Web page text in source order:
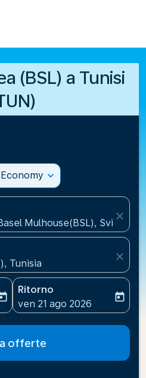
(BSL) a Tunisi
expand_more
Mulhouse(BSL), Svizzera
close
Tunisia
close
date-aria-label
Ritorno
fc-booking-return-date-
ven 21 ago 2026
today
offerte